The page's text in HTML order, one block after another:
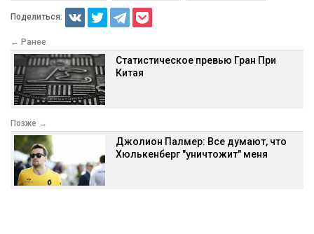
Поделиться:
← Ранее
Статистическое превью Гран При
Китая
Позже →
Джолион Палмер: Все думают, что
Хюлькенберг "уничтожит" меня